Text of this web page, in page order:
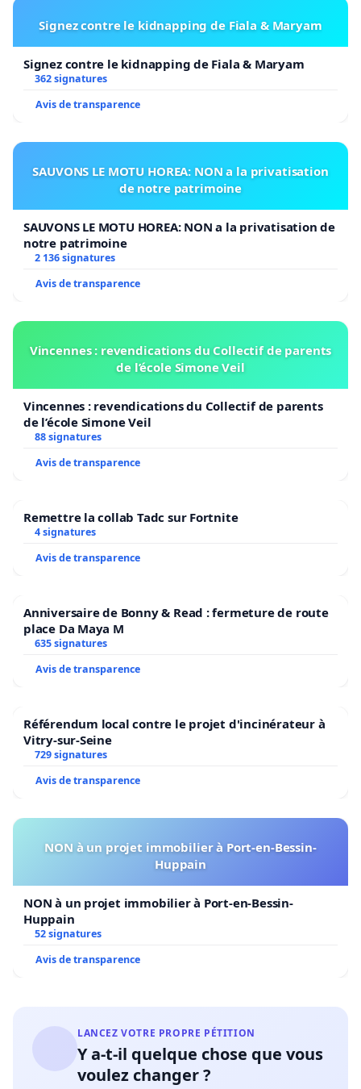
Signez contre le kidnapping de Fiala & Maryam
Signez contre le kidnapping de Fiala & Maryam
362 signatures
Avis de transparence
SAUVONS LE MOTU HOREA: NON a la privatisation
de notre patrimoine
SAUVONS LE MOTU HOREA: NON a la privatisation de
notre patrimoine
2 136 signatures
Avis de transparence
Vincennes : revendications du Collectif de parents
de l’école Simone Veil
Vincennes : revendications du Collectif de parents
de l’école Simone Veil
88 signatures
Avis de transparence
Remettre la collab Tadc sur Fortnite
4 signatures
Avis de transparence
Anniversaire de Bonny & Read : fermeture de route
place Da Maya M
635 signatures
Avis de transparence
Référendum local contre le projet d'incinérateur à
Vitry-sur-Seine
729 signatures
Avis de transparence
NON à un projet immobilier à Port-en-Bessin-
Huppain
NON à un projet immobilier à Port-en-Bessin-
Huppain
52 signatures
Avis de transparence
LANCEZ VOTRE PROPRE PÉTITION
Y a-t-il quelque chose que vous
voulez changer ?